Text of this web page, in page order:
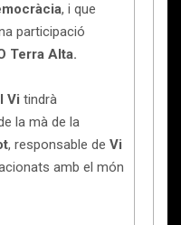
, i que
participació
Terra Alta.
Vi tindrà
la mà de la
, responsable de Vi
amb el món